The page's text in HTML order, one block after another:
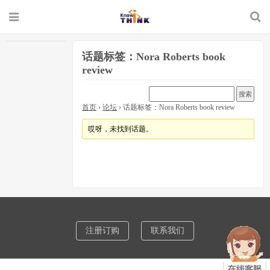
话题标签：Nora Roberts book
review
首页 › 论坛 › 话题标签：Nora Roberts book review
哎呀，未找到话题。
注册订购 联系我们